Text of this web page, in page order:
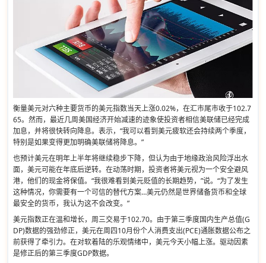
衡量美元对六种主要货币的美元指数当天上涨0.02%，在汇市尾市收于102.7
65。然而，最近几周美国经济开始减速的迹象使投资者相信美联储已经完成
加息，并将很快转向降息。表示，“我可以看到美元疲软还会持续两个季度，
特别是如果变得更加明确美联储将降息。”
也预计美元在明年上半年将继续稳步下降，但认为由于地缘政治风险浮出水
面，美元可能在年底后逆转。在动荡时期，投资者将美元视为一个安全避风
港，他们的现金将保值。“我很难看到美元贬值的长期趋势，”说。“为了发生
这种情况，你需要有一个可信的替代方案…美元仍然是世界储备货币和全球
最安全的货币，我认为这不会改变。”
美元指数正在温和增长，周三交易于102.70。由于第三季度国内生产总值(G
DP)数据的强劲修正，美元在周四10月份个人消费支出(PCE)通胀数据公布之
前获得了牵引力。在对软着陆的乐观情绪中，美元今天小幅上涨。驱动因素
是修正后的第三季度GDP数据。